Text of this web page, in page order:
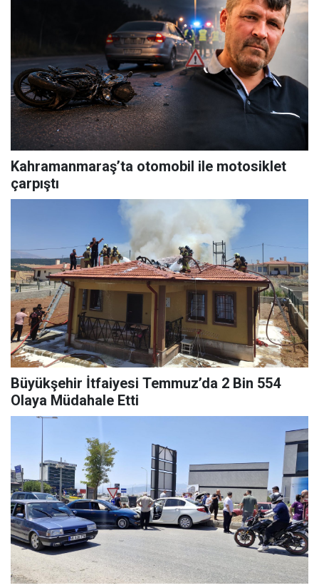
Kahramanmaraş’ta otomobil ile motosiklet
çarpıştı
Büyükşehir İtfaiyesi Temmuz’da 2 Bin 554
Olaya Müdahale Etti